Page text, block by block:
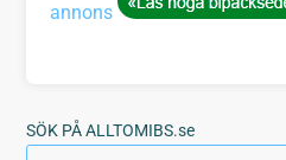
annons
SÖK PÅ ALLTOMIBS.se